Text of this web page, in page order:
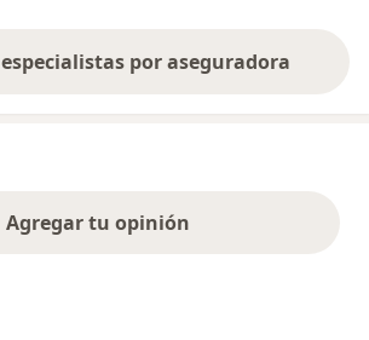
por aseguradora
Agregar tu opinión